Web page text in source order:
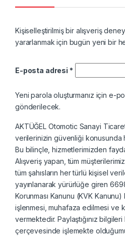
Kişiselleştirilmiş bir alışveriş
yararlanmak için bugün yeni bir
E-posta adresi *Gerekli
Yeni parola oluşturmanız için e-
gönderilecek.
AKTÜĞEL Otomotic Sanayi
verilerinizin güvenliği konusunda
Bu bilinçle, hizmetlerimizden
Alışveriş yapan, tüm
tüm şahısların her türlü kişisel
yayınlanarak yürürlüğe giren
Korunması Kanunu (KVK Kanunu)
işlenmesi, muhafaza edilmesi ve
vermektedir. Paylaştığınız bilgileri
çerçevesinde işlemekte